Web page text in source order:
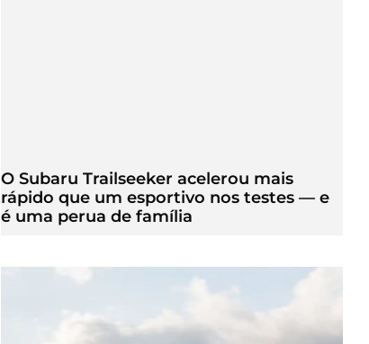
O Subaru Trailseeker acelerou mais
rápido que um esportivo nos testes — e
é uma perua de família